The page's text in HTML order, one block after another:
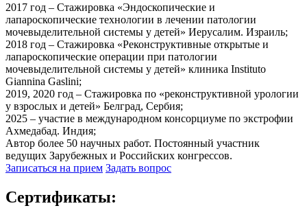
2017 год – Стажировка «Эндоскопические и
лапароскопические технологии в лечении патологии
мочевыделительной системы у детей» Иерусалим. Израиль;
2018 год – Стажировка «Реконструктивные открытые и
лапароскопические операции при патологии
мочевыделительной системы у детей» клиника Instituto
Giannina Gaslini;
2019, 2020 год – Стажировка по «реконструктивной урологии
у взрослых и детей» Белград, Сербия;
2025 – участие в международном консорциуме по экстрофии
Ахмедабад. Индия;
Автор более 50 научных работ. Постоянный участник
ведущих Зарубежных и Российских конгрессов.
Записаться на прием Задать вопрос
Сертификаты: